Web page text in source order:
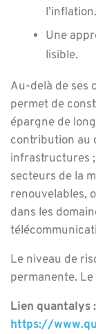
l’inflation.
Une
lisible.
Au-delà de ses
permet de
épargne de
contribution au
infrastructures
secteurs de la
renouvelables,
dans les
Le niveau de
permanente.
Lien quantalys :
https://